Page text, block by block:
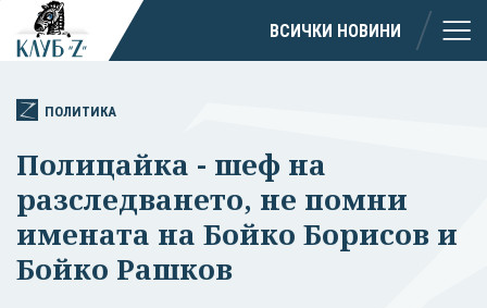
ВСИЧКИ НОВИНИ
ПОЛИТИКА
Полицайка - шеф на
разследването, не помни
имената на Бойко Борисов и
Бойко Рашков